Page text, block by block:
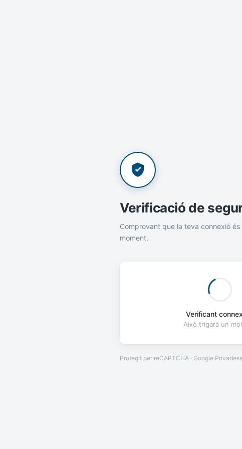
Verificació de
Comprovant que la teva connexió és
moment.
Verificant
Això trigarà un
Protegit per reCAPTCHA · Google Privadesa